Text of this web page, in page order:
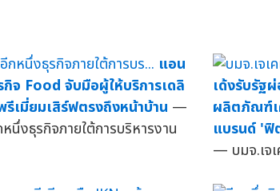
แอน
จ Food จับมือผู้ให้บริการเดลิ
รีเมี่ยมเสิร์ฟตรงถึงหน้าบ้าน —
นึ่งธุรกิจภายใต้การบริหารงาน
เด้งรับรัฐ
ผลิตภัณฑ์เ
แบรนด์ 'ฟิ
— บมจ.เจเ